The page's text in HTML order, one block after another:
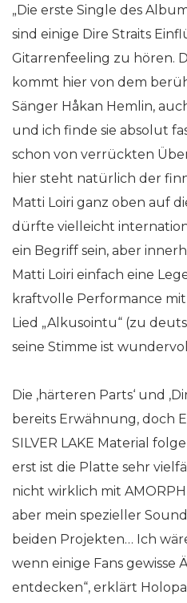
„Die erste Single des
sind einige Dire Straits
Gitarrenfeeling zu hören.
kommt hier von dem
Sänger Håkan Hemlin,
und ich finde sie absolut
schon von verrückten
hier steht natürlich der
Matti Loiri ganz oben auf
dürfte vielleicht
ein Begriff sein, aber
Matti Loiri einfach eine
kraftvolle Performance
Lied „Alkusointu“ (zu
seine Stimme ist
Die ‚härteren Parts‘ und
bereits Erwähnung, doch
SILVER LAKE Material
erst ist die Platte sehr
nicht wirklich mit
aber mein spezieller
beiden Projekten… Ich
wenn einige Fans gewisse
entdecken“, erklärt